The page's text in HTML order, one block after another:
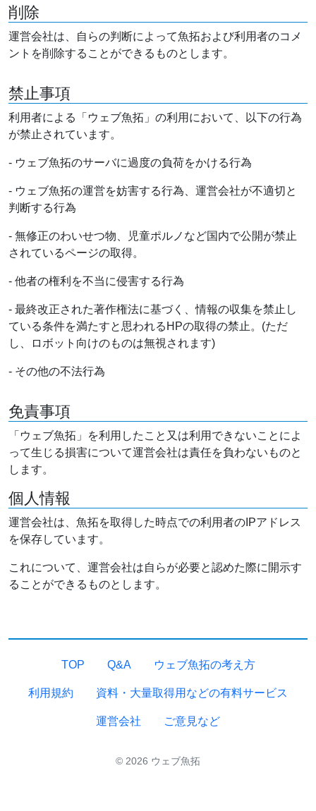
削除
運営会社は、自らの判断によって魚拓および利用者のコメ
ントを削除することができるものとします。
禁止事項
利用者による「ウェブ魚拓」の利用において、以下の行為
が禁止されています。
- ウェブ魚拓のサーバに過度の負荷をかける行為
- ウェブ魚拓の運営を妨害する行為、運営会社が不適切と
判断する行為
- 無修正のわいせつ物、児童ポルノなど国内で公開が禁止
されているページの取得。
- 他者の権利を不当に侵害する行為
- 最終改正された著作権法に基づく、情報の収集を禁止し
ている条件を満たすと思われるHPの取得の禁止。(ただ
し、ロボット向けのものは無視されます)
- その他の不法行為
免責事項
「ウェブ魚拓」を利用したこと又は利用できないことによ
って生じる損害について運営会社は責任を負わないものと
します。
個人情報
運営会社は、魚拓を取得した時点での利用者のIPアドレス
を保存しています。
これについて、運営会社は自らが必要と認めた際に開示す
ることができるものとします。
TOP Q&A ウェブ魚拓の考え方
利用規約 資料・大量取得用などの有料サービス
運営会社 ご意見など
© 2026 ウェブ魚拓